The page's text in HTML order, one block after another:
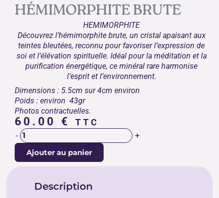
HÉMIMORPHITE BRUTE
HEMIMORPHITE
Découvrez l’hémimorphite brute, un cristal apaisant aux
teintes bleutées, reconnu pour favoriser l’expression de
soi et l’élévation spirituelle. Idéal pour la méditation et la
purification énergétique, ce minéral rare harmonise
l’esprit et l’environnement.
Dimensions : 5.5cm sur 4cm environ
Poids : environ 43gr
Photos contractuelles.
60.00 € TTC
- quantité
de
HÉMIMORPHITE
+
Ajouter au panier
Description